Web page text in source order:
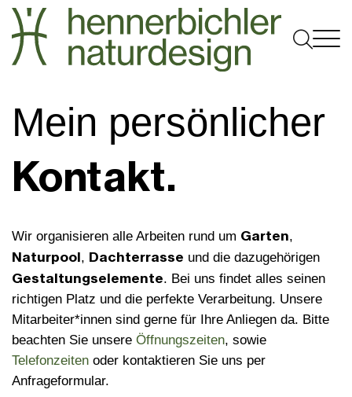

Gartenplanung
Gartenmöbel
Pflanzgefäße
Outdoor Küchen
Poolkonfigurator
Technik & Funktionsweise
Pakete & Kosten
Schwimmteiche
Dachterrasse
B2B
Gewerblicher Garten
Dachbegrünung
Innenraumbegrünung
Über uns
Infotage
Team
Anfahrt
Schaugarten Hagenberg

Mein persönlicher
Kontakt.
Wir organisieren alle Arbeiten rund um Garten,
Naturpool, Dachterrasse und die dazugehörigen
Gestaltungselemente. Bei uns findet alles seinen
richtigen Platz und die perfekte Verarbeitung. Unsere
Mitarbeiter*innen sind gerne für Ihre Anliegen da. Bitte
beachten Sie unsere Öffnungszeiten, sowie
Telefonzeiten oder kontaktieren Sie uns per
Anfrageformular.